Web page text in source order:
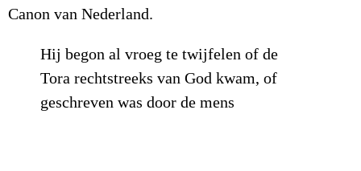
Canon van Nederland.
Hij begon al vroeg te twijfelen of de
Tora rechtstreeks van God kwam, of
geschreven was door de mens